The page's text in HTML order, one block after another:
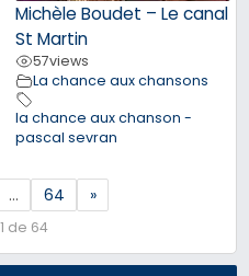
Michèle Boudet – Le canal
St Martin
57views
La chance aux chansons
la chance aux chanson -
pascal sevran
… 64 »
de 64